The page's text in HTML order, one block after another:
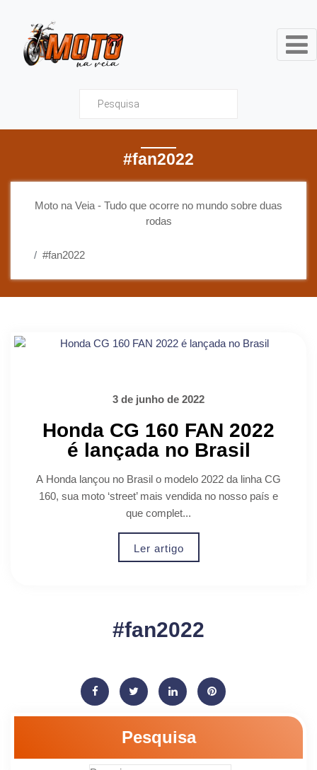
Moto na Veia - Tudo que
#fan2022
Moto na Veia - Tudo que ocorre no mundo sobre duas
rodas
#fan2022
3 de junho de 2022
Honda CG 160 FAN 2022
é lançada no Brasil
A Honda lançou no Brasil o modelo 2022 da linha CG
160, sua moto ‘street’ mais vendida no nosso país e
que complet...
Ler artigo
#fan2022
Pesquisa